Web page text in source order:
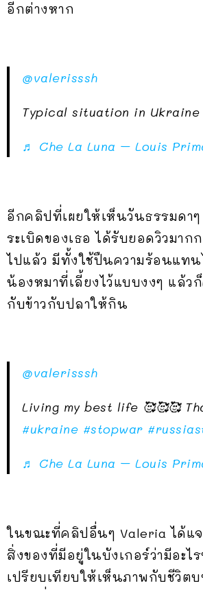
อีกต่างหาก
@valerisssh
Typical situation in Ukraine
♬ Che La Luna – Louis
อีกคลิปที่เผยให้เห็นวันธรรมดา
ระเบิดของเธอ ได้รับยอดวิวมาก
ไปแล้ว มีทั้งใช้ปืนความร้อนแทน
น้องหมาที่เลี้ยงไว้แบบงงๆ แล้ว
กับข้าวกับปลาให้กิน
@valerisssh
Living my best life 🥰🥰🥰
#ukraine #stopwar
♬ Che La Luna – Louis
ในขณะที่คลิปอื่นๆ Valeria ได้แจ
สิ่งของที่มีอยู่ในบังเกอร์ว่ามีอะไ
เปรียบเทียบให้เห็นภาพกับชีวิต